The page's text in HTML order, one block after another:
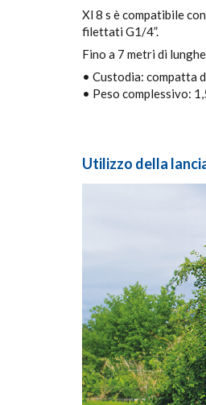
Xl 8 s è compatibile
filettati G1/4”.
Fino a 7 metri di
• Custodia: compatta
• Peso complessivo:
Utilizzo della